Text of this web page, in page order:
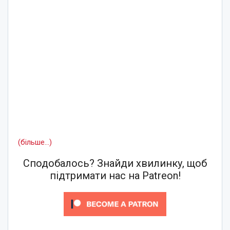
(більше…)
Сподобалось? Знайди хвилинку, щоб
підтримати нас на Patreon!